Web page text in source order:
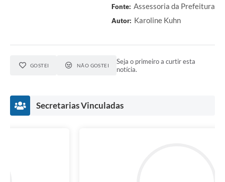
Fonte: Assessoria da Prefeitura
Autor: Karoline Kuhn
GOSTEI NÃO GOSTEI
Seja o primeiro a curtir esta
notícia.
Secretarias Vinculadas